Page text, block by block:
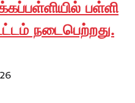
பள்ளி
நடைபெற்றது.